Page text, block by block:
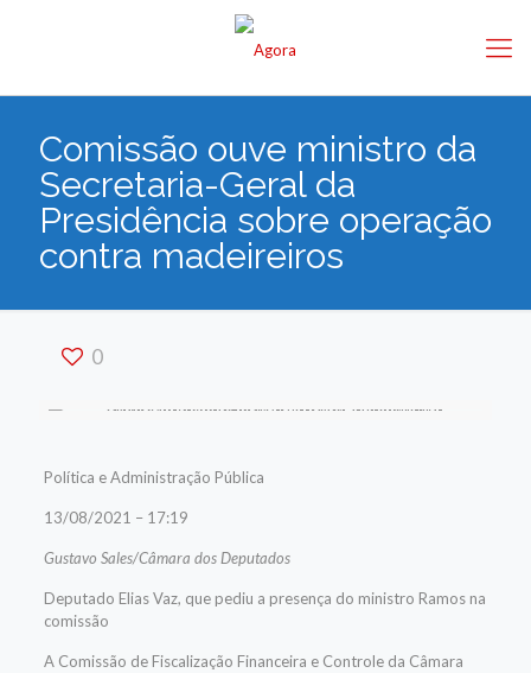
Comissão ouve ministro da
Secretaria-Geral da
Presidência sobre operação
contra madeireiros
0
Política e Administração Pública
13/08/2021 – 17:19
Gustavo Sales/Câmara dos Deputados
Deputado Elias Vaz, que pediu a presença do ministro Ramos na
comissão
A Comissão de Fiscalização Financeira e Controle da Câmara